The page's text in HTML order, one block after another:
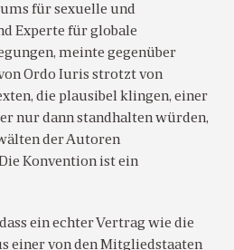
für sexuelle und
Experte für globale
meinte gegenüber
Ordo Iuris strotzt von
die plausibel klingen, einer
nur dann standhalten würden,
der Autoren
Konvention ist ein
ein echter Vertrag wie die
einer von den Mitgliedstaaten